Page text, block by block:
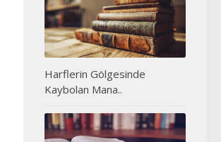
Harflerin Gölgesinde
Kaybolan Mana..